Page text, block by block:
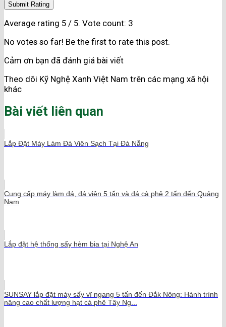
Submit Rating
Average rating 5 / 5. Vote count: 3
No votes so far! Be the first to rate this post.
Cảm ơn bạn đã đánh giá bài viết
Theo dõi Kỹ Nghệ Xanh Việt Nam trên các mạng xã hội
khác
Bài viết liên quan
Lắp Đặt Máy Làm Đá Viên Sạch Tại Đà Nẵng
Cung cấp máy làm đá, đá viên 5 tấn và đá cà phê 2 tấn đến Quảng
Nam
Lắp đặt hệ thống sấy hèm bia tại Nghệ An
SUNSAY lắp đặt máy sấy vĩ ngang 5 tấn đến Đắk Nông: Hành trình
nâng cao chất lượng hạt cà phê Tây Ng...